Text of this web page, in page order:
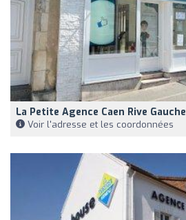
La Petite Agence Caen Rive Gauche
Voir l'adresse et les coordonnées